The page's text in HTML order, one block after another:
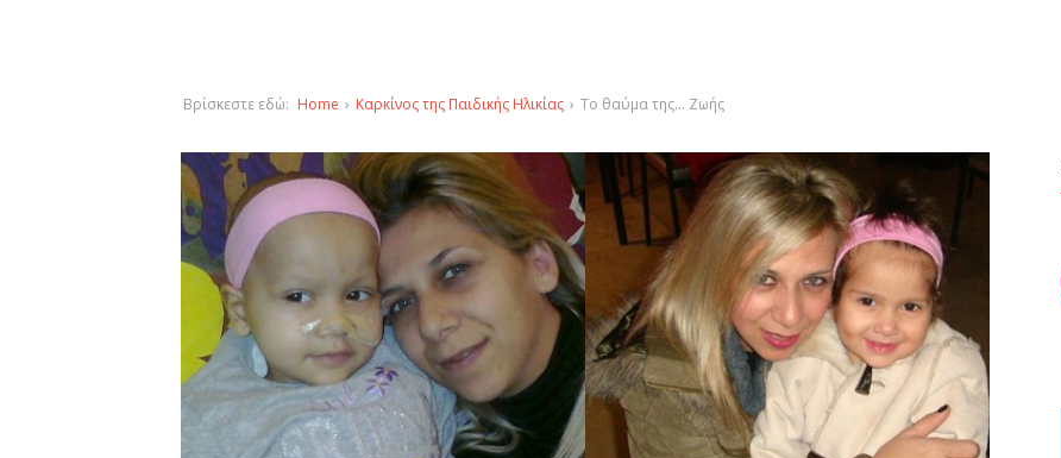
Βρίσκεστε εδώ: Home › Καρκίνος της Παιδικής Ηλικίας › Το θαύμα της… Ζωής